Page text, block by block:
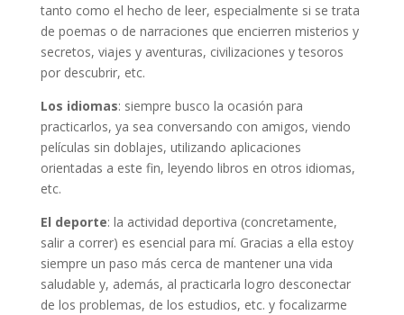
tanto como el hecho de leer, especialmente si se trata
de poemas o de narraciones que encierren misterios y
secretos, viajes y aventuras, civilizaciones y tesoros
por descubrir, etc.
Los idiomas: siempre busco la ocasión para
practicarlos, ya sea conversando con amigos, viendo
películas sin doblajes, utilizando aplicaciones
orientadas a este fin, leyendo libros en otros idiomas,
etc.
El deporte: la actividad deportiva (concretamente,
salir a correr) es esencial para mí. Gracias a ella estoy
siempre un paso más cerca de mantener una vida
saludable y, además, al practicarla logro desconectar
de los problemas, de los estudios, etc. y focalizarme